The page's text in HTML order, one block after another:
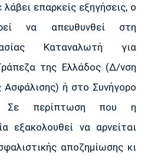
επαρκείς εξηγήσεις, ο
να απευθυνθεί στη
Καταναλωτή για
της Ελλάδος (Δ/νση
Ασφάλισης) ή στο Συνήγορο
Σε περίπτωση που η
εξακολουθεί να αρνείται
αποζημίωσης κι